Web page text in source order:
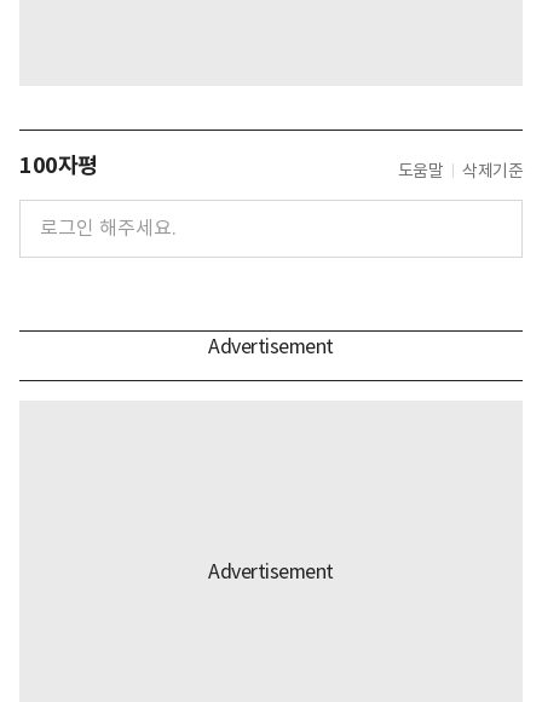
100자평 도움말 삭제기준